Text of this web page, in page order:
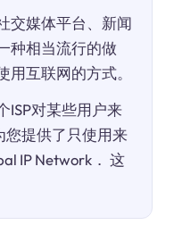
交媒体平台、新闻
种相当流行的做
互联网的方式。
ISP对某些用户来
您提供了只使用来
IP Network． 这